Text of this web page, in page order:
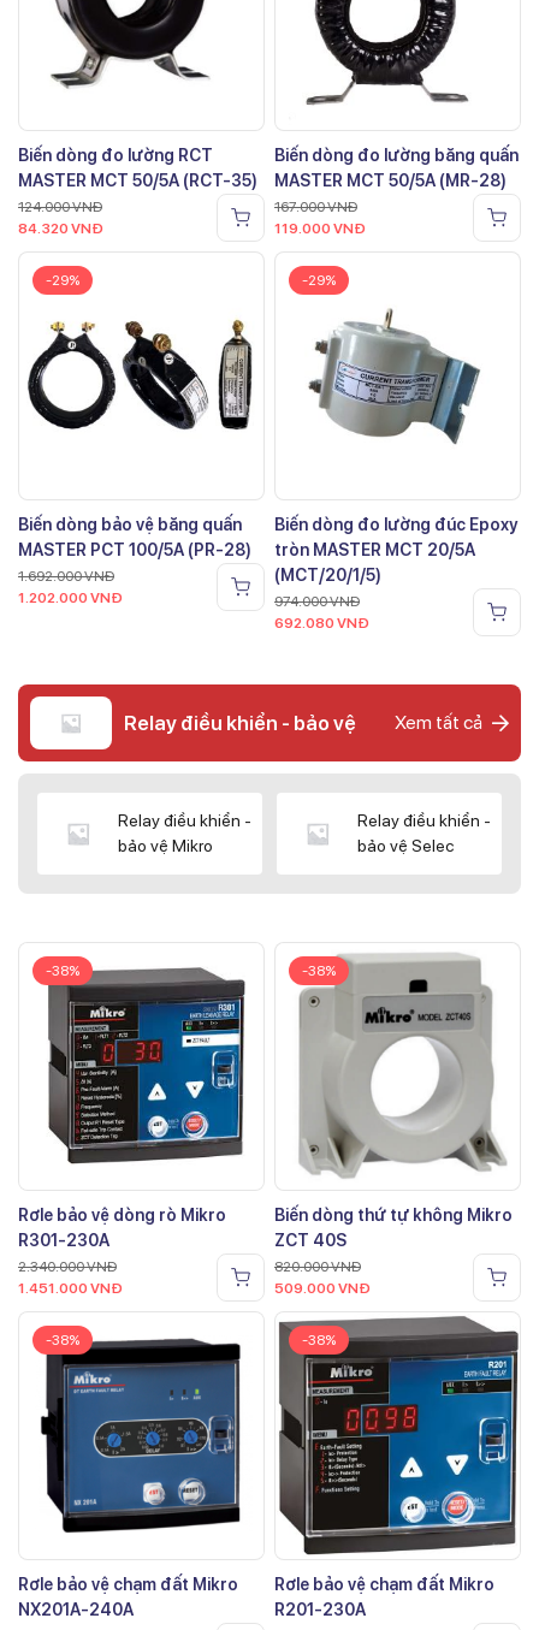
Biến dòng đo lường RCT
MASTER MCT 50/5A (RCT-35)
124.000VNĐ
84.320 VNĐ
Biến dòng đo lường băng quấn
MASTER MCT 50/5A (MR-28)
167.000VNĐ
119.000 VNĐ
-29%
Biến dòng bảo vệ băng quấn
MASTER PCT 100/5A (PR-28)
1.692.000VNĐ
1.202.000 VNĐ
-29%
Biến dòng đo lường đúc Epoxy
tròn MASTER MCT 20/5A
(MCT/20/1/5)
974.000VNĐ
692.080 VNĐ
Relay điều khiển - bảo vệ Xem tất cả
Relay điều khiển -
bảo vệ Mikro
Relay điều khiển -
bảo vệ Selec
-38%
Rơle bảo vệ dòng rò Mikro
R301-230A
2.340.000VNĐ
1.451.000 VNĐ
-38%
Biến dòng thứ tự không Mikro
ZCT 40S
820.000VNĐ
509.000 VNĐ
-38%
Rơle bảo vệ chạm đất Mikro
NX201A-240A
-38%
Rơle bảo vệ chạm đất Mikro
R201-230A